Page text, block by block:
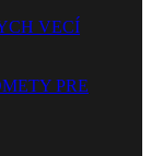
VECÍ
PRE